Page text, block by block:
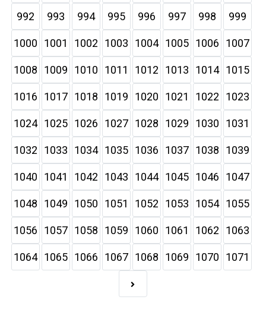
992 993 994 995 996 997 998 999
1000 1001 1002 1003 1004 1005 1006 1007
1008 1009 1010 1011 1012 1013 1014 1015
1016 1017 1018 1019 1020 1021 1022 1023
1024 1025 1026 1027 1028 1029 1030 1031
1032 1033 1034 1035 1036 1037 1038 1039
1040 1041 1042 1043 1044 1045 1046 1047
1048 1049 1050 1051 1052 1053 1054 1055
1056 1057 1058 1059 1060 1061 1062 1063
1064 1065 1066 1067 1068 1069 1070 1071